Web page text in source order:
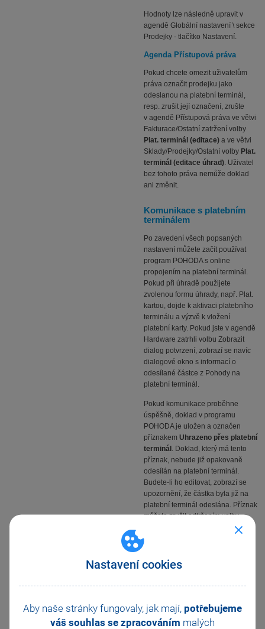
Nastavení cookies
Aby naše stránky fungovaly, jak mají, potřebujeme
váš souhlas se zpracováním malých
Hodnoty lze následně upravit v
agendě Globální nastavení \ sekce
Prodejky - tlačítko Nastavení.
Agenda Přístupová práva
Pokud chcete omezit uživatelům
práva označit prodejku jako
odeslanou na platební terminál,
resp. zrušit její označení, zrušte
v agendě Přístupová práva ve větvi
Fakturace/Ostatní zatržení volby
Plat. terminál (editace) a ve větvi
Sklady/Prodejky/Ostatní volby Plat.
terminál (editace úhrad). Uživatel
bez tohoto práva nemůže doklad
ani změnit.
Komunikace s platebním
terminálem
Po zavedení všech popsaných
nastavení můžete začít používat
program POHODA s online
propojením na platební terminál.
Pokud při úhradě použijete
zvolenou formu úhrady, např. Plat.
kartou, dojde k aktivaci platebního
terminálu a výzvě k vložení
platební karty. Pokud jste v agendě
Hardware zatrhli volbu Zobrazit
dialog potvrzení, zobrazí se navíc
dialogové okno s informací o
odesílané částce z Pohody na
platební terminál.
Pokud komunikace proběhne
úspěšně, doklad v programu
POHODA je uložen a označen
příznakem Uhrazeno přes platební
terminál . Doklad, který má tento
příznak, nebude již opakovaně
odesílán na platební terminál.
Budete-li ho editovat, zobrazí se
upozornění, že částka byla již na
platební terminál odeslána. Příznak
můžete zrušit odtržením volby
symbol, který doporučujeme
neměnit kvůli automatickému
úspěšně, ale program POHODA
získá špatné informace, zobrazí se